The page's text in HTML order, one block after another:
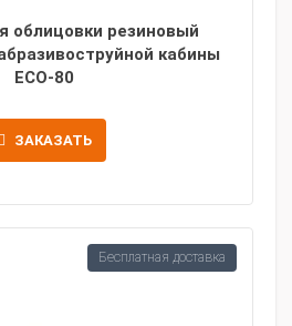
облицовки резиновый
кабины
ECO-80
ЗАКАЗАТЬ
Бесплатная доставка